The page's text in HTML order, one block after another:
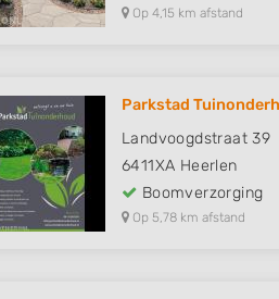
Op 4,15 km afstand
Parkstad
Landvoogdstraat 39
6411XA Heerlen
Boomverzorging
Op 5,78 km afstand